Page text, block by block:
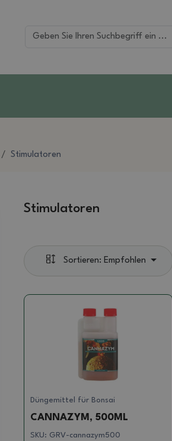
Stimulatoren
Stimulatoren
Sortieren: Empfohlen
Düngemittel für Bonsai
CANNAZYM, 500ML
SKU: GRV-cannazym500